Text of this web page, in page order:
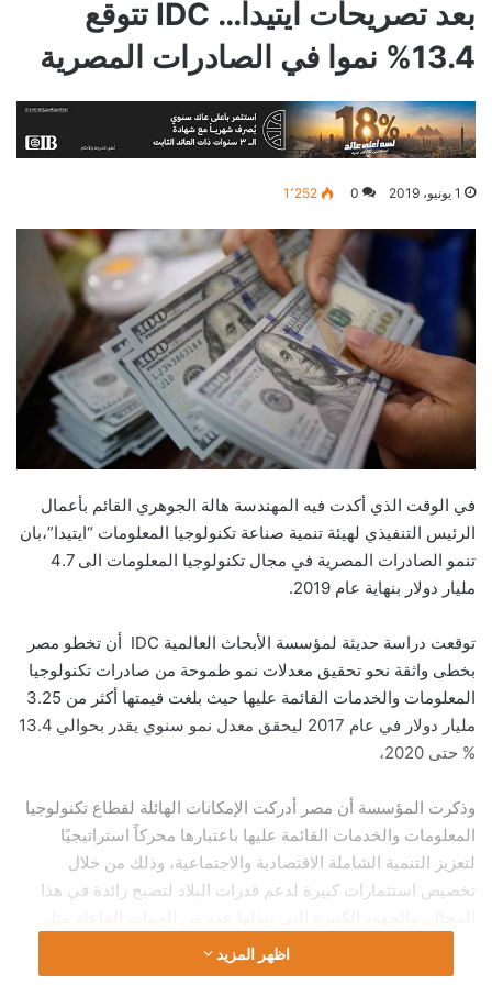
بعد تصريحات ايتيدا… IDC تتوقع
13.4% نموا في الصادرات المصرية
1 يونيو، 2019 0 1٬252
في الوقت الذي أكدت فيه المهندسة هالة الجوهري القائم بأعمال
الرئيس التنفيذي لهيئة تنمية صناعة تكنولوجيا المعلومات “ايتيدا”،بان
تنمو الصادرات المصرية في مجال تكنولوجيا المعلومات الى 4.7
مليار دولار بنهاية عام 2019.
توقعت دراسة حديثة لمؤسسة الأبحاث العالمية IDC أن تخطو مصر
بخطى واثقة نحو تحقيق معدلات نمو طموحة من صادرات تكنولوجيا
المعلومات والخدمات القائمة عليها حيث بلغت قيمتها أكثر من 3.25
مليار دولار في عام 2017 ليحقق معدل نمو سنوي يقدر بحوالي 13.4
% حتى 2020،
وذكرت المؤسسة أن مصر أدركت الإمكانات الهائلة لقطاع تكنولوجيا
المعلومات والخدمات القائمة عليها باعتبارها محركاً استراتيجيًا
لتعزيز التنمية الشاملة الاقتصادية والاجتماعية، وذلك من خلال
تخصيص استثمارات كبيرة لدعم قدرات البلاد لتصبح رائدة في هذا
وزارة الاتصالات وتكنولوجيا المعلومات المصرية.
اظهر المزيد